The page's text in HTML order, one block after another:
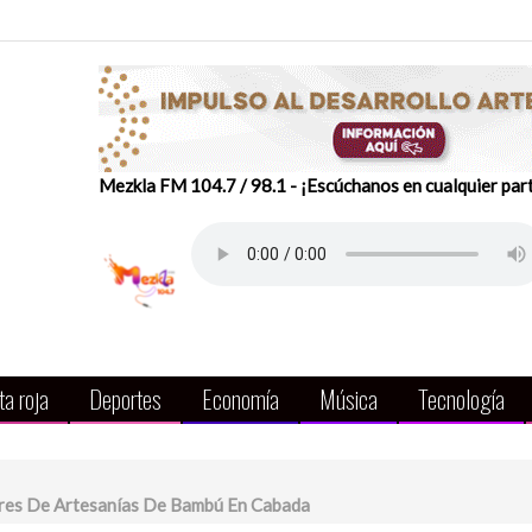
Mezkla FM 104.7 / 98.1 - ¡Escúchanos en cualquier
roja Deportes Economía Música Tecnología
De Artesanías De Bambú En Cabada